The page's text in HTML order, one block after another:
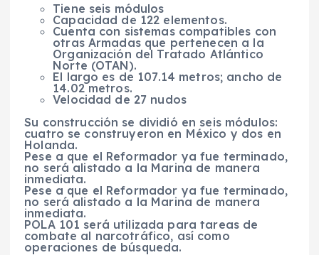
Tiene seis módulos
Capacidad de 122 elementos.
Cuenta con sistemas compatibles con
otras Armadas que pertenecen a la
Organización del Tratado Atlántico
Norte (OTAN).
El largo es de 107.14 metros; ancho de
14.02 metros.
Velocidad de 27 nudos
Su construcción se dividió en seis módulos:
cuatro se construyeron en México y dos en
Holanda.
Pese a que el Reformador ya fue terminado,
no será alistado a la Marina de manera
inmediata.
Pese a que el Reformador ya fue terminado,
no será alistado a la Marina de manera
inmediata.
POLA 101 será utilizada para tareas de
combate al narcotráfico, así como
operaciones de búsqueda.